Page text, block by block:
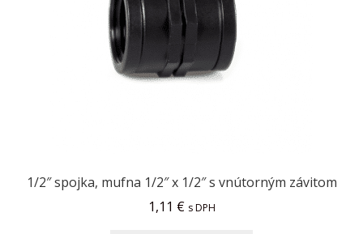
1/2″ spojka, mufna 1/2″ x 1/2″ s vnútorným závitom
1,11 € s DPH